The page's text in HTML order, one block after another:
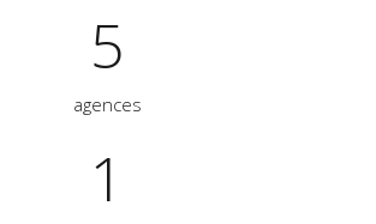
5
agences
1